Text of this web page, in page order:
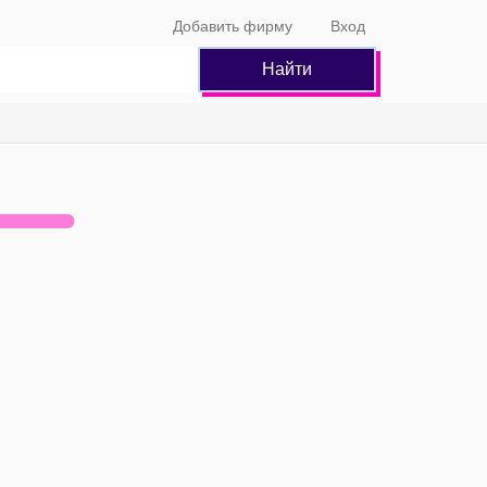
Добавить фирму Вход
Найти